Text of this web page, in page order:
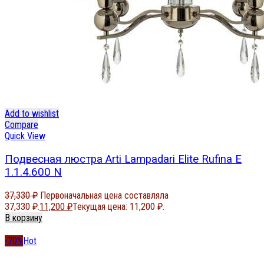
Add to wishlist
Compare
Quick View
Подвесная люстра Arti Lampadari Elite Rufina E
1.1.4.600 N
37,330₽ Первоначальная цена составляла
37,330 ₽.11,200 ₽Текущая цена: 11,200 ₽.
В корзину
-70%Hot